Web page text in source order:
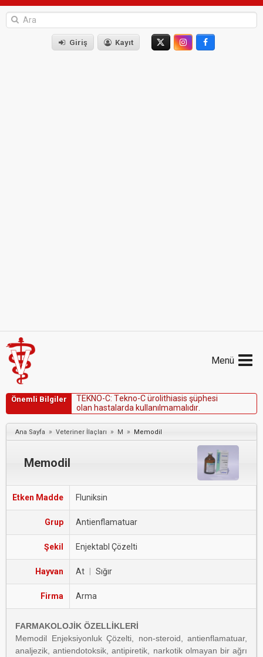
Giriş Kayıt
Menü
Önemli Bilgiler TEKNO-C: Tekno-Cüro ithiasis şüphesi
o an hasta arda ku anı mama ıdır
Ana Sayfa » Veteriner İlaçları » M » Memodil
Memodil
Etken Madde Fluniksin
Grup Antienflamatuar
Şekil Enjektabl Çözelti
Hayvan At Sığır
Firma Arma
FARMAKOLOJİK ÖZELLİKLERİ
Memodil Enjeksiyonluk Çözelti, non-steroid, antienflamatuar,
analjezik, antiendotoksik, antipiretik, narkotik olmayan bir ağrı